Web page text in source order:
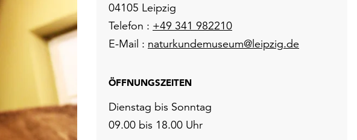
04105 Leipzig
Telefon : +49 341 982210
E-Mail : naturkundemuseum@leipzig.de
ÖFFNUNGSZEITEN
Dienstag bis Sonntag
09.00 bis 18.00 Uhr